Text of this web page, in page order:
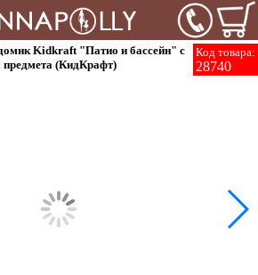
Код товара:
28740
Kidkraft "Патио и бассейн" с
предмета (КидКрафт)